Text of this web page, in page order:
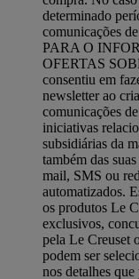
determinado
comunicações
PARA O
OFERTAS
consentiu em
newsletter ao
comunicações
iniciativas
subsidiárias da
também das
mail, SMS ou
automatizados.
os produtos Le
exclusivos,
pela Le Creuset
podem ser
nos detalhes